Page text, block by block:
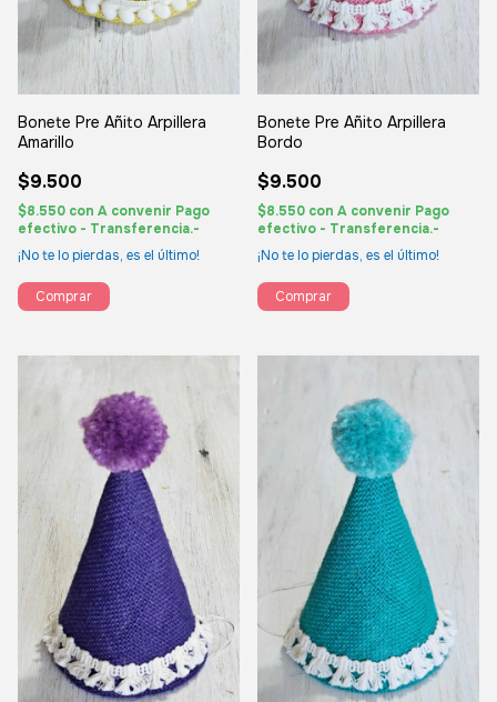
Bonete Pre Añito Arpillera
Amarillo
$9.500
$8.550 con A convenir Pago
efectivo - Transferencia.-
¡No te lo pierdas, es el último!
Comprar
Bonete Pre Añito Arpillera
Bordo
$9.500
$8.550 con A convenir Pago
efectivo - Transferencia.-
¡No te lo pierdas, es el último!
Comprar